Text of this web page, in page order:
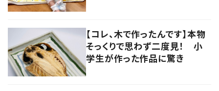
【コレ、木で作ったんです】本物
そっくりで思わず二度見！ 小
学生が作った作品に驚き